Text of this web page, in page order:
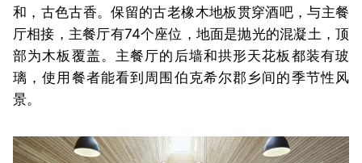
和，古色古香。保留的古老橡木地板贯穿酒吧，与主餐
厅相接，主餐厅有74个座位，地面是抛光的混凝土，顶
部为木板覆盖。主餐厅的后墙和拱形天花板都装有玻
璃，使用餐者能看到周围伯克希尔郡乡间的季节性风
景。